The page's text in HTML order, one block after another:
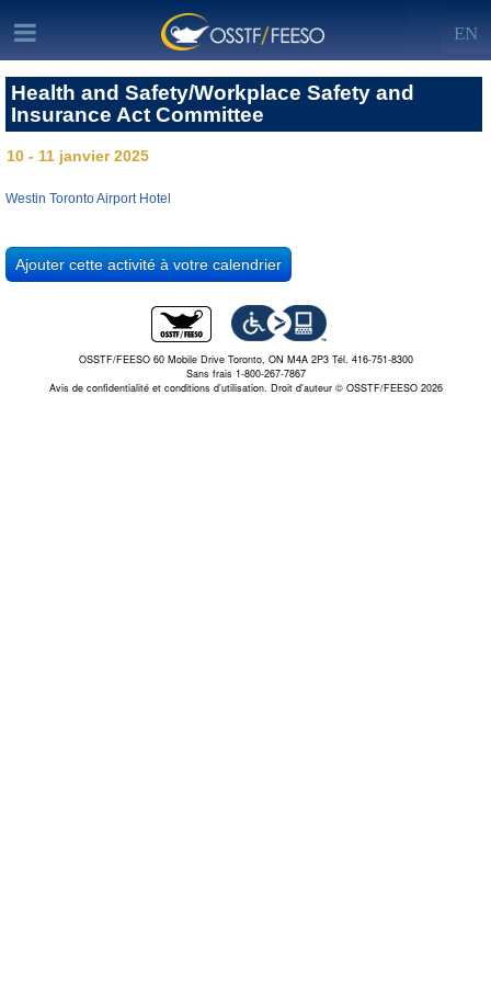
EN
Health and Safety/Workplace Safety and
Insurance Act Committee
10 - 11 janvier 2025
Westin Toronto Airport Hotel
OSSTF/FEESO 60 Mobile Drive Toronto, ON M4A 2P3 Tél. 416-751-8300
Sans frais 1-800-267-7867
Avis de confidentialité et conditions d’utilisation. Droit d'auteur © OSSTF/FEESO 2026